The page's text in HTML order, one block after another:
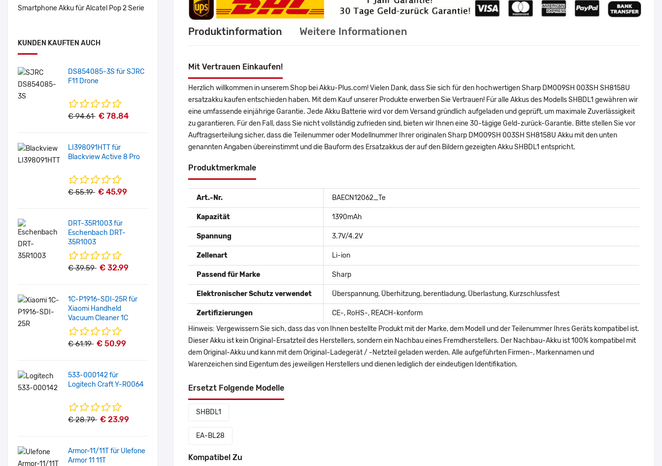
Smartphone Akku für Alcatel Pop 2 Serie
KUNDEN KAUFTEN AUCH
DS854085-3S für SJRC
F11 Drone
€ 94.61 € 78.84
LI398091HTT für
Blackview Active 8 Pro
€ 55.19 € 45.99
DRT-35R1003 für
Eschenbach DRT-
35R1003
€ 39.59 € 32.99
1C-P1916-SDI-25R für
Xiaomi Handheld
Vacuum Cleaner 1C
€ 61.19 € 50.99
533-000142 für
Logitech Craft Y-R0064
€ 28.79 € 23.99
Armor-11/11T für Ulefone
Armor 11 11T
Produktinformation Weitere Informationen
Mit Vertrauen Einkaufen!
Herzlich willkommen in unserem Shop bei Akku-Plus.com! Vielen Dank, dass Sie sich für den hochwertigen Sharp DM009SH 003SH SH8158U
ersatzakku kaufen entschieden haben. Mit dem Kauf unserer Produkte erwerben Sie Vertrauen! Für alle Akkus des Modells SHBDL1 gewähren wir
eine umfassende einjährige Garantie. Jede Akku Batterie wird vor dem Versand gründlich aufgeladen und geprüft, um maximale Zuverlässigkeit
zu garantieren. Für den Fall, dass Sie nicht vollständig zufrieden sind, bieten wir Ihnen eine 30-tägige Geld-zurück-Garantie. Bitte stellen Sie vor
Auftragserteilung sicher, dass die Teilenummer oder Modellnummer Ihrer originalen Sharp DM009SH 003SH SH8158U Akku mit den unten
genannten Angaben übereinstimmt und die Bauform des Ersatzakkus der auf den Bildern gezeigten Akku SHBDL1 entspricht.
Produktmerkmale
Art.-Nr. BAECN12062_Te
Kapazität 1390mAh
Spannung 3.7V/4.2V
Zellenart Li-ion
Passend für Marke Sharp
Elektronischer Schutz verwendet Überspannung, Überhitzung, berentladung, Überlastung, Kurzschlussfest
Zertifizierungen
CE-, RoHS-, REACH-konform
Hinweis: Vergewissern Sie sich, dass das von Ihnen bestellte Produkt mit der Marke, dem Modell und der Teilenummer Ihres Geräts kompatibel ist.
Dieser Akku ist kein Original-Ersatzteil des Herstellers, sondern ein Nachbau eines Fremdherstellers. Der Nachbau-Akku ist 100% kompatibel mit
dem Original-Akku und kann mit dem Original-Ladegerät / -Netzteil geladen werden. Alle aufgeführten Firmen-, Markennamen und
Warenzeichen sind Eigentum des jeweiligen Herstellers und dienen lediglich der eindeutigen Identifikation.
Ersetzt Folgende Modelle
SHBDL1
EA-BL28
Kompatibel Zu